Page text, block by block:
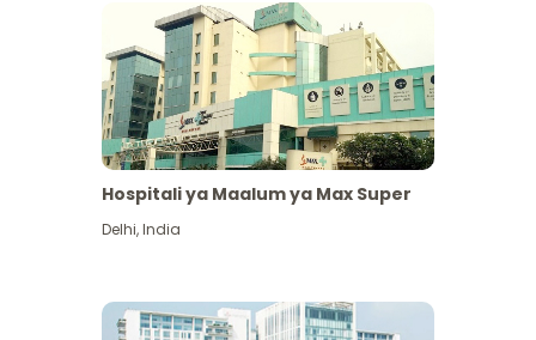
Hospitali ya Maalum ya Max Super
Delhi,India